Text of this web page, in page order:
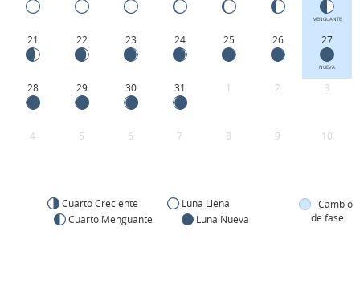
MENGUANTE
21 22 23 24 25 26 27
NUEVA
28 29 30 31 1 2 3
4 5 6 7 8 9 10
Cuarto Creciente
Luna Llena
Cuarto Menguante
Luna Nueva
Cambio
de fase